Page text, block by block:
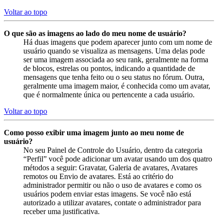
Voltar ao topo
O que são as imagens ao lado do meu nome de usuário?
Há duas imagens que podem aparecer junto com um nome de
usuário quando se visualiza as mensagens. Uma delas pode
ser uma imagem associada ao seu rank, geralmente na forma
de blocos, estrelas ou pontos, indicando a quantidade de
mensagens que tenha feito ou o seu status no fórum. Outra,
geralmente uma imagem maior, é conhecida como um avatar,
que é normalmente única ou pertencente a cada usuário.
Voltar ao topo
Como posso exibir uma imagem junto ao meu nome de
usuário?
No seu Painel de Controle do Usuário, dentro da categoria
“Perfil” você pode adicionar um avatar usando um dos quatro
métodos a seguir: Gravatar, Galeria de avatares, Avatares
remotos ou Envio de avatares. Está ao critério do
administrador permitir ou não o uso de avatares e como os
usuários podem enviar estas imagens. Se você não está
autorizado a utilizar avatares, contate o administrador para
receber uma justificativa.